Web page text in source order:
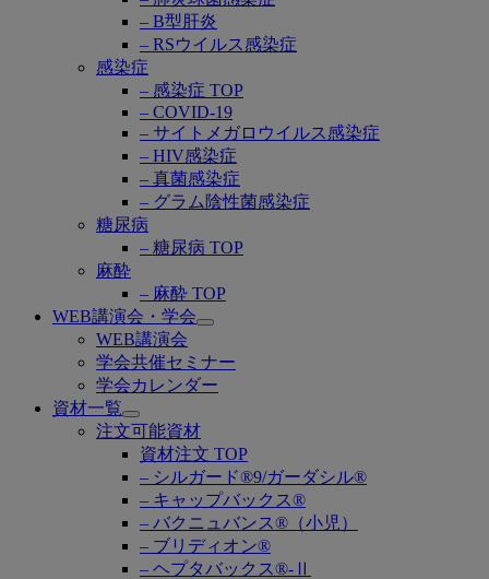
– B型肝炎
– RSウイルス感染症
感染症
– 感染症 TOP
– COVID-19
– サイトメガロウイルス感染症
– HIV感染症
– 真菌感染症
– グラム陰性菌感染症
糖尿病
– 糖尿病 TOP
麻酔
– 麻酔 TOP
WEB講演会・学会
Open
WEB講演会
学会共催セミナー
学会カレンダー
資材一覧
Open
submenu
注文可能資材
資材注文 TOP
– シルガード®9/ガーダシル®
– キャップバックス®
– バクニュバンス®（小児）
– ブリディオン®
– ヘプタバックス®-Ⅱ